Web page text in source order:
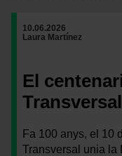
Fil
d'ariadna
10.06.2026
Laura Martínez
El
Fa 100 anys, el 10
Transversal unia la